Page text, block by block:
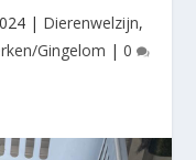
| Dierenwelzijn,
Gingelom | 0